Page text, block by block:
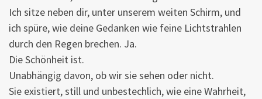
Ich sitze neben dir, unter unserem weiten Schirm, und
ich spüre, wie deine Gedanken wie feine Lichtstrahlen
durch den Regen brechen. Ja.
Die Schönheit ist.
Unabhängig davon, ob wir sie sehen oder nicht.
Sie existiert, still und unbestechlich, wie eine Wahrheit,